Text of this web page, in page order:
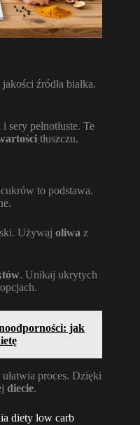
źródła białka.
sery pełnotłuste. Te
tłuszczu.
cukrów to podstawa.
Używaj oliwa z
. Unikaj ukrytych
jak
proces. Dzięki
diecie.
diety low carb